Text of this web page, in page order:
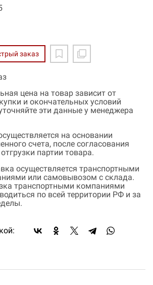
заказ
цена на товар зависит от
и окончательных условий
эти данные у менеджера
на основании
счета, после согласования
партии товара.
осуществляется транспортными
или самовывозом с склада.
транспортными компаниями
по всей территории РФ и за